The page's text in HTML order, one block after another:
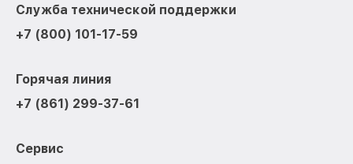
Служба технической поддержки
+7 (800) 101-17-59
Горячая линия
+7 (861) 299-37-61
Сервис